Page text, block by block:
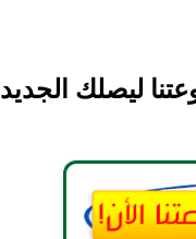
ليصلك الجديد